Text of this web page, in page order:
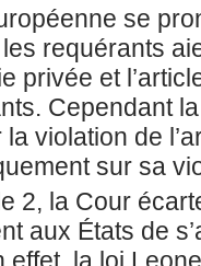
se
requérants
privée et
Cependant
violation de
sur sa
2, la Cour
aux États de